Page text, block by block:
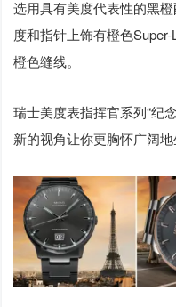
选用具有美度代表性的黑
度和指针上饰有橙色
橙色缝线。
瑞士美度表指挥官系列“纪
新的视角让你更胸怀广阔地